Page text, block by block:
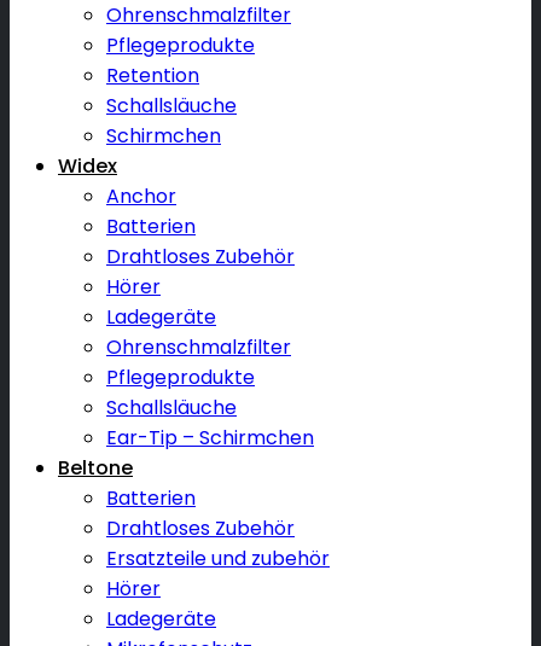
Ohrenschmalzfilter
Pflegeprodukte
Retention
Schallsläuche
Schirmchen
Widex
Anchor
Batterien
Drahtloses Zubehör
Hörer
Ladegeräte
Ohrenschmalzfilter
Pflegeprodukte
Schallsläuche
Ear-Tip – Schirmchen
Beltone
Batterien
Drahtloses Zubehör
Ersatzteile und zubehör
Hörer
Ladegeräte